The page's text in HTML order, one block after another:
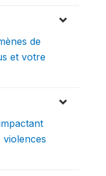
de
et votre
violences